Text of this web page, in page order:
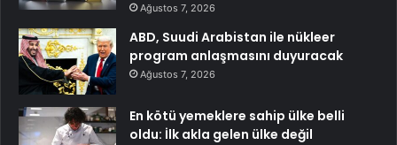
Ağustos 7, 2026
ABD, Suudi Arabistan ile nükleer
program anlaşmasını duyuracak
Ağustos 7, 2026
En kötü yemeklere sahip ülke belli
oldu: İlk akla gelen ülke değil